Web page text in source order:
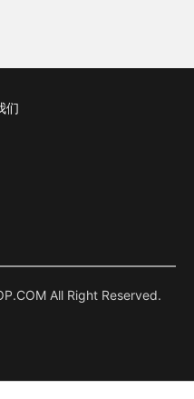
们
All Right Reserved.